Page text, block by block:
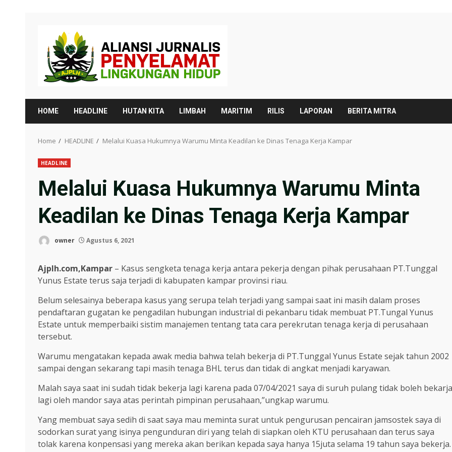
HOME HEADLINE HUTAN KITA LIMBAH MARITIM RILIS LAPORAN BERITA MITRA
Home HEADLINE Melalui Kuasa Hukumnya Warumu Minta Keadilan ke Dinas Tenaga Kerja Kampar
HEADLINE
Melalui Kuasa Hukumnya Warumu Minta
Keadilan ke Dinas Tenaga Kerja Kampar
owner Agustus 6, 2021
Ajplh.com,Kampar – Kasus sengketa tenaga kerja antara pekerja dengan pihak perusahaan PT.Tunggal
Yunus Estate terus saja terjadi di kabupaten kampar provinsi riau.
Belum selesainya beberapa kasus yang serupa telah terjadi yang sampai saat ini masih dalam proses
pendaftaran gugatan ke pengadilan hubungan industrial di pekanbaru tidak membuat PT.Tungal Yunus
Estate untuk memperbaiki sistim manajemen tentang tata cara perekrutan tenaga kerja di perusahaan
tersebut.
Warumu mengatakan kepada awak media bahwa telah bekerja di PT.Tunggal Yunus Estate sejak tahun 2002
sampai dengan sekarang tapi masih tenaga BHL terus dan tidak di angkat menjadi karyawan.
Malah saya saat ini sudah tidak bekerja lagi karena pada 07/04/2021 saya di suruh pulang tidak boleh bekarja
lagi oleh mandor saya atas perintah pimpinan perusahaan,”ungkap warumu.
Yang membuat saya sedih di saat saya mau meminta surat untuk pengurusan pencairan jamsostek saya di
sodorkan surat yang isinya pengunduran diri yang telah di siapkan oleh KTU perusahaan dan terus saya
tolak karena konpensasi yang mereka akan berikan kepada saya hanya 15juta selama 19 tahun saya bekerja.